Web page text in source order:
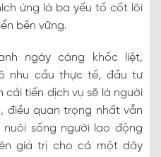
ứng là ba yếu tố cốt lõi
bền vững.
ngày càng khốc liệt,
nhu cầu thực tế, đầu tư
tiến dịch vụ sẽ là người
điều quan trọng nhất vẫn
sống người lao động
giá trị cho cả một dây